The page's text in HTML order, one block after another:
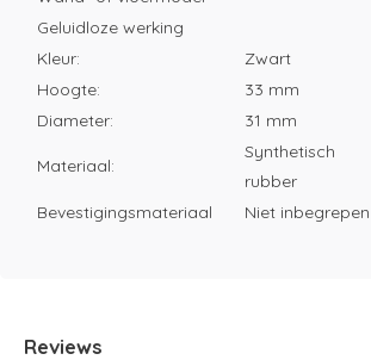
Geluidloze werking
Kleur:
Zwart
Hoogte:
33 mm
Diameter:
31 mm
Materiaal:
Synthetisch
rubber
Bevestigingsmateriaal
Niet inbegrepen
Reviews